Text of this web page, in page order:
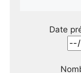
Date